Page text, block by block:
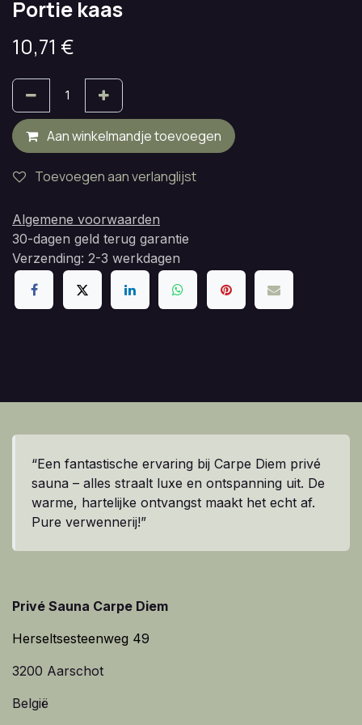
Portie kaas
10,71 €
Aan winkelmandje toevoegen
Toevoegen aan verlanglijst
Algemene voorwaarden
30-dagen geld terug garantie
Verzending: 2-3 werkdagen
“Een fantastische ervaring bij Carpe Diem privé
sauna – alles straalt luxe en ontspanning uit. De
warme, hartelijke ontvangst maakt het echt af.
Pure verwennerij!”
Privé Sauna Carpe Diem
Herseltsesteenweg 49
3200 Aarschot
België